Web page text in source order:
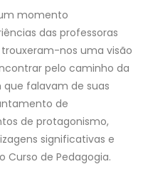
momento
das professoras
nos uma visão
pelo caminho da
falavam de suas
de
de protagonismo,
significativas e
de Pedagogia.